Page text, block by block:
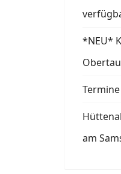
*NEU*
am